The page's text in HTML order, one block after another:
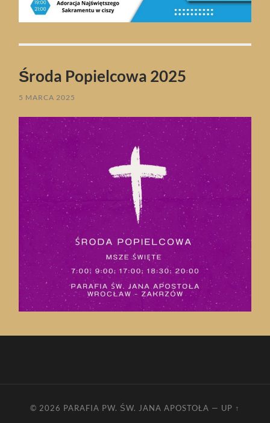
Środa Popielcowa 2025
5 MARCA 2025
© 2026 PARAFIA PW. ŚW. JANA APOSTOŁA — UP ↑